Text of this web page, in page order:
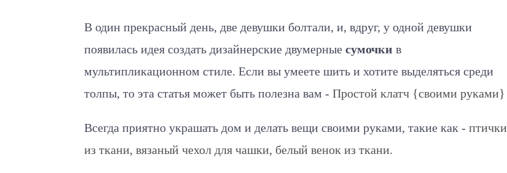
В один прекрасный день, две девушки болтали, и, вдруг, у одной девушки
появилась идея создать дизайнерские двумерные сумочки в
мультипликационном стиле. Если вы умеете шить и хотите выделяться среди
толпы, то эта статья может быть полезна вам - Простой клатч {своими руками}
Всегда приятно украшать дом и делать вещи своими руками, такие как - птички
из ткани, вязаный чехол для чашки, белый венок из ткани.